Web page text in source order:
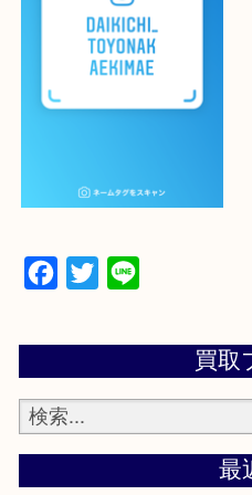
登録方法
ていただき
当店の下記画面をスキャ